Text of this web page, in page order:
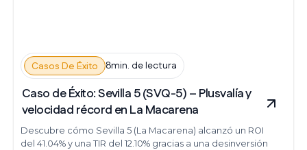
Casos De Éxito 8min. de lectura
Caso de Éxito: Sevilla 5 (SVQ-5) – Plusvalía y
velocidad récord en La Macarena
Descubre cómo Sevilla 5 (La Macarena) alcanzó un ROI
del 41.04% y una TIR del 12.10% gracias a una desinversión